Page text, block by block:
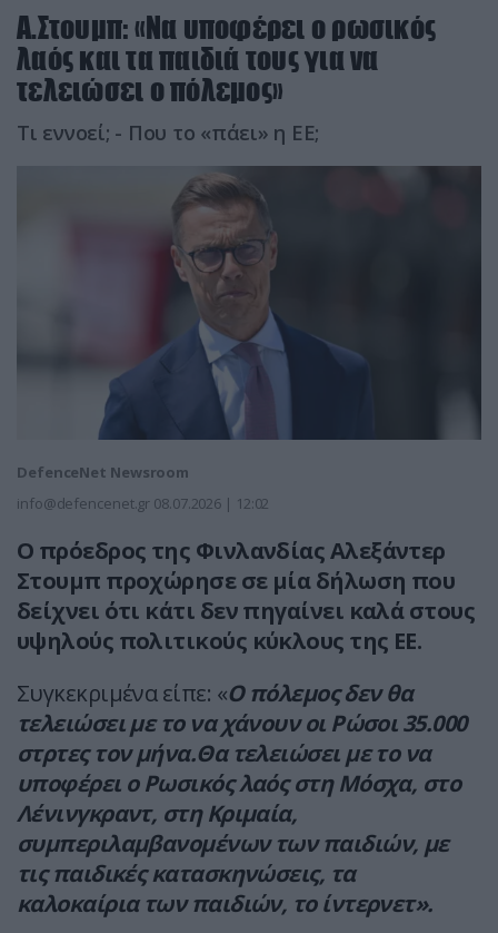
Α.Στουμπ: «Να υποφέρει ο ρωσικός
λαός και τα παιδιά τους για να
τελειώσει ο πόλεμος»
Τι εννοεί; - Που το «πάει» η ΕΕ;
DefenceNet Newsroom
info@defencenet.gr 08.07.2026 | 12:02
Ο πρόεδρος της Φινλανδίας Αλεξάντερ
Στουμπ προχώρησε σε μία δήλωση που
δείχνει ότι κάτι δεν πηγαίνει καλά στους
υψηλούς πολιτικούς κύκλους της ΕΕ.
Συγκεκριμένα είπε: «Ο πόλεμος δεν θα
τελειώσει με το να χάνουν οι Ρώσοι 35.000
στρτες τον μήνα.Θα τελειώσει με το να
υποφέρει ο Ρωσικός λαός στη Μόσχα, στο
Λένινγκραντ, στη Κριμαία,
συμπεριλαμβανομένων των παιδιών, με
τις παιδικές κατασκηνώσεις, τα
καλοκαίρια των παιδιών, το ίντερνετ».